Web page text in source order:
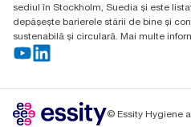
sediul în Stockholm, Suedia și este
depășește barierele stării de bine și
sustenabilă și circulară. Mai multe
© Essity Hygiene